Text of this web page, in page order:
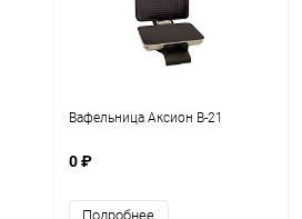
Вафельница Аксион В-21
0 ₽
Подробнее